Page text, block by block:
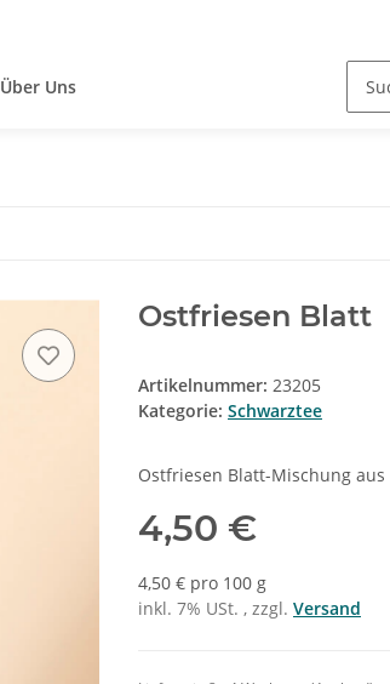
Über Uns
Ostfriesen Blatt
Artikelnummer: 23205
Kategorie: Schwarztee
Ostfriesen Blatt-Mischung
4,50 €
4,50 € pro 100 g
inkl. 7% USt. , zzgl. Versand